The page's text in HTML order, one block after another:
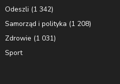
Odeszli (1 342)
Samorząd i polityka (1 208)
Zdrowie (1 031)
Sport